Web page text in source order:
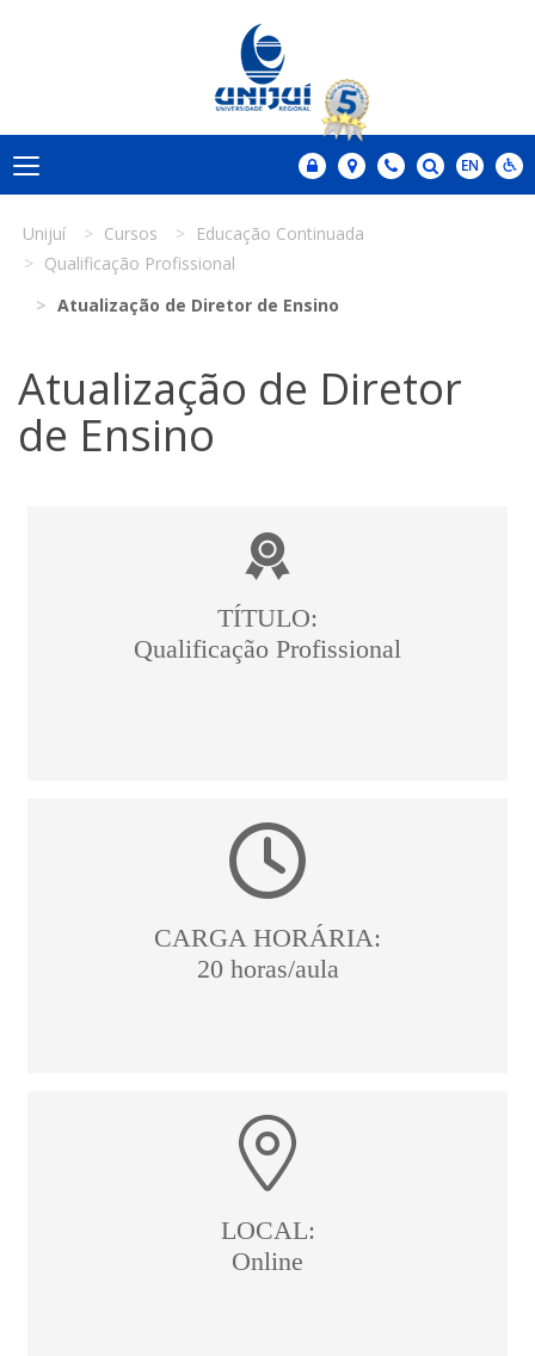
Unijuí Cursos
Educação Continuada
Qualificação Profissional
Atualização de Diretor de Ensino
Atualização de Diretor
de Ensino